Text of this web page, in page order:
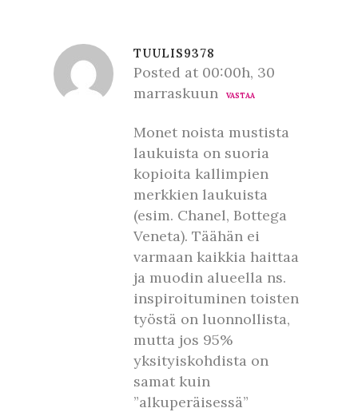
TUULIS9378
Posted at 00:00h, 30
marraskuun
VASTAA
Monet noista mustista
laukuista on suoria
kopioita kallimpien
merkkien laukuista
(esim. Chanel, Bottega
Veneta). Täähän ei
varmaan kaikkia haittaa
ja muodin alueella ns.
inspiroituminen toisten
työstä on luonnollista,
mutta jos 95%
yksityiskohdista on
samat kuin
”alkuperäisessä”